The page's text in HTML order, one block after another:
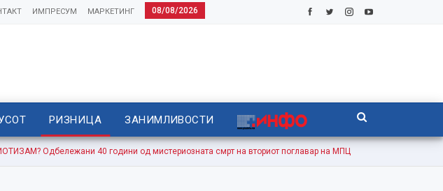
08/08/2026
МАРКЕТИНГ
ИМПРЕСУМ
РИЗНИЦА ЗАНИМЛИВОСТИ
Одбележани 40 години од мистериозната смрт на вториот поглавар на МПЦ